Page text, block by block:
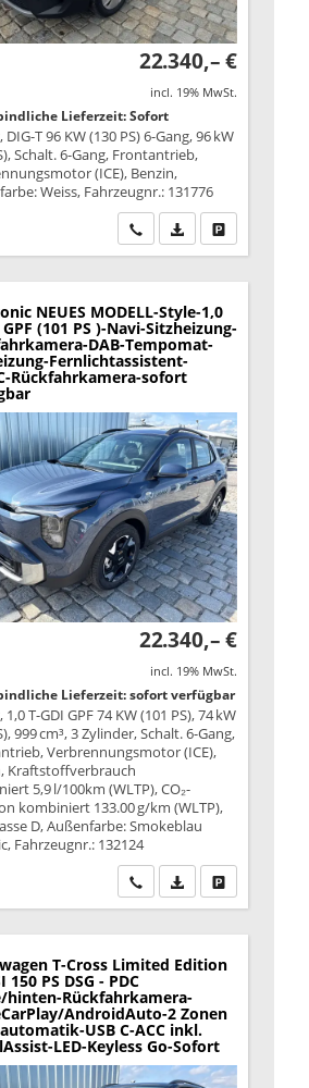
vergleichen
vergleichen
vergleichen
22.340,– €
incl. 19% MwSt.
Lieferzeit: Sofort
T 96 KW (130 PS) 6-Gang, 96 kW
Schalt. 6-Gang, Frontantrieb,
(ICE), Benzin,
Weiss, Fahrzeugnr.: 131776
Wir rufen Sie an
PDF-Datei,Drucken,
NEUES MODELL-Style-1,0
GPF (101 PS )-Navi-Sitzheizung-
DAB-Tempomat-
Fernlichtassistent-
Rückfahrkamera-sofort
22.340,– €
incl. 19% MwSt.
Lieferzeit: sofort verfügbar
T-GDI GPF 74 KW (101 PS), 74 kW
999 cm³, 3 Zylinder, Schalt. 6-Gang,
Verbrennungsmotor (ICE),
Kraftstoffverbrauch
5,9 l/100km (WLTP), CO₂-
kombiniert 133.00 g/km (WLTP),
D, Außenfarbe: Smokeblau
Fahrzeugnr.: 132124
Wir rufen Sie an
PDF-Datei,Drucken,
T-Cross Limited Edition
150 PS DSG - PDC
hinten-Rückfahrkamera-
AndroidAuto-2 Zonen
USB C-ACC inkl.
LED-Keyless Go-Sofort